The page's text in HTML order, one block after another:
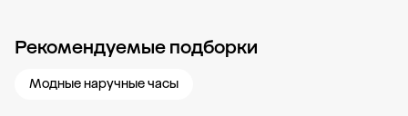
Рекомендуемые подборки
Модные наручные часы
Новости компании Журнал ЗОЛОТОЙ Блог